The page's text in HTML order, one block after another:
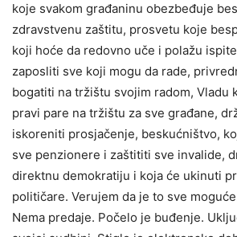
koje svakom građaninu obezbeđuje
zdravstvenu zaštitu, prosvetu koje
koji hoće da redovno uče i polažu
zaposliti sve koji mogu da rade,
bogatiti na tržištu svojim radom, Vladu
pravi pare na tržištu za sve građane,
iskoreniti prosjačenje, beskućništvo,
sve penzionere i zaštititi sve invalide,
direktnu demokratiju i koja će ukinuti
političare. Verujem da je to sve
Nema predaje. Počelo je buđenje.